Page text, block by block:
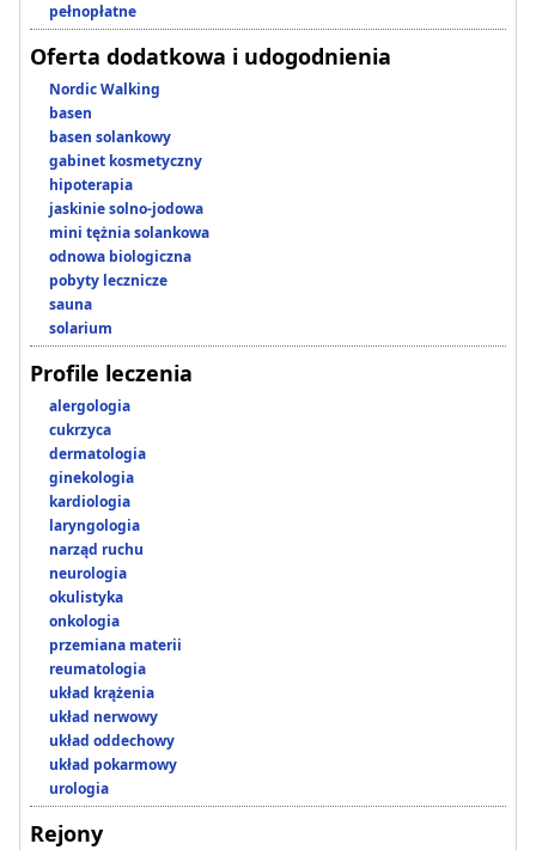
pełnopłatne
Oferta dodatkowa i udogodnienia
Nordic Walking
basen
basen solankowy
gabinet kosmetyczny
hipoterapia
jaskinie solno-jodowa
mini tężnia solankowa
odnowa biologiczna
pobyty lecznicze
sauna
solarium
Profile leczenia
alergologia
cukrzyca
dermatologia
ginekologia
kardiologia
laryngologia
narząd ruchu
neurologia
okulistyka
onkologia
przemiana materii
reumatologia
układ krążenia
układ nerwowy
układ oddechowy
układ pokarmowy
urologia
Rejony